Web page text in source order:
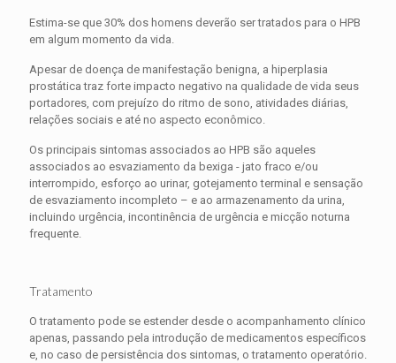
Estima-se que 30% dos homens deverão ser tratados para o HPB
em algum momento da vida.
Apesar de doença de manifestação benigna, a hiperplasia
prostática traz forte impacto negativo na qualidade de vida seus
portadores, com prejuízo do ritmo de sono, atividades diárias,
relações sociais e até no aspecto econômico.
Os principais sintomas associados ao HPB são aqueles
associados ao esvaziamento da bexiga - jato fraco e/ou
interrompido, esforço ao urinar, gotejamento terminal e sensação
de esvaziamento incompleto – e ao armazenamento da urina,
incluindo urgência, incontinência de urgência e micção noturna
frequente.
Tratamento
O tratamento pode se estender desde o acompanhamento clínico
apenas, passando pela introdução de medicamentos específicos
e, no caso de persistência dos sintomas, o tratamento operatório.